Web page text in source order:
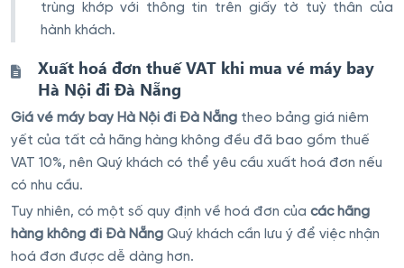
trùng khớp với thông tin trên giấy tờ tuỳ thân của
hành khách.
Xuất hoá đơn thuế VAT khi mua vé máy bay
Hà Nội đi Đà Nẵng
Giá vé máy bay Hà Nội đi Đà Nẵng theo bảng giá niêm
yết của tất cả hãng hàng không đều đã bao gồm thuế
VAT 10%, nên Quý khách có thể yêu cầu xuất hoá đơn nếu
có nhu cầu.
Tuy nhiên, có một số quy định về hoá đơn của các hãng
hàng không đi Đà Nẵng Quý khách cần lưu ý để việc nhận
hoá đơn được dễ dàng hơn.